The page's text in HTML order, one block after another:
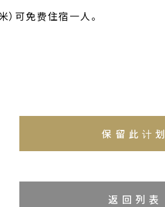
）可免费住宿一人。
保留此计划
返回列表